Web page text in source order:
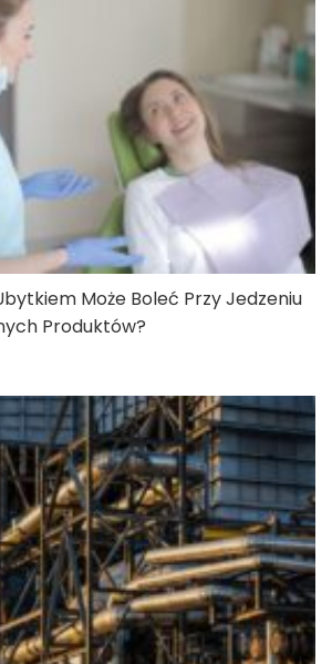
Może Boleć Przy Jedzeniu
Produktów?